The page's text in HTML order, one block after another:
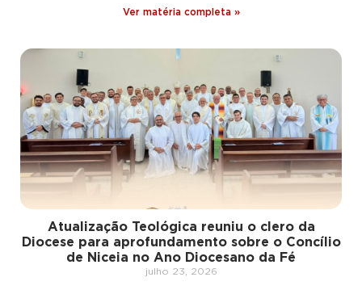
Ver matéria completa »
Atualização Teológica reuniu o clero da
Diocese para aprofundamento sobre o Concílio
de Niceia no Ano Diocesano da Fé
julho 23, 2026